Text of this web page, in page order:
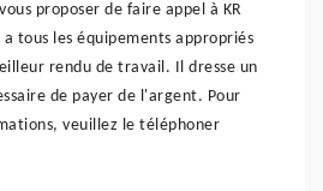
proposer de faire appel à KR
a tous les équipements appropriés
rendu de travail. Il dresse un
de payer de l'argent. Pour
veuillez le téléphoner